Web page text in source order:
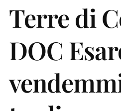
Terre di
DOC